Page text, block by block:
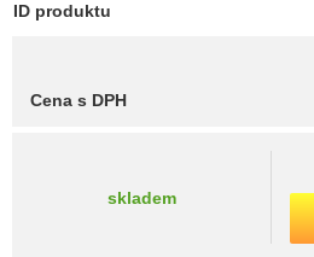
ID produktu
Cena s DPH
skladem